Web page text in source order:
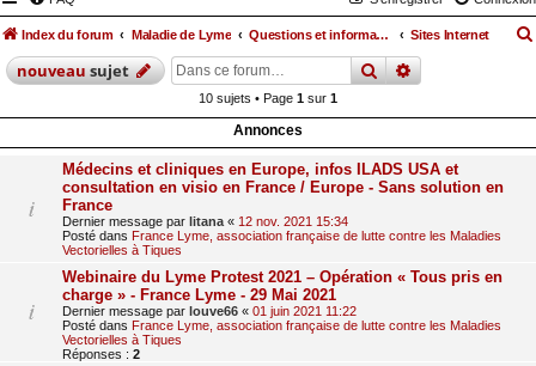
Index du forum Maladie de Lyme Questions et informations médicales relatives à la maladie de Lyme et les maladies vectorielles à tiques Sites Internet
nouveausujet rechercher
recherche
10 sujets • Page 1 sur 1
Annonces
Médecins et cliniques en Europe, infos ILADS USA et
consultation en visio en France / Europe - Sans solution en
France
Dernier message par litana « 12 nov. 2021 15:34
Posté dans France Lyme, association française de lutte contre les Maladies
Vectorielles à Tiques
Webinaire du Lyme Protest 2021 – Opération « Tous pris en
charge » - France Lyme - 29 Mai 2021
Dernier message par louve66 « 01 juin 2021 11:22
Posté dans France Lyme, association française de lutte contre les Maladies
Vectorielles à Tiques
Réponses : 2